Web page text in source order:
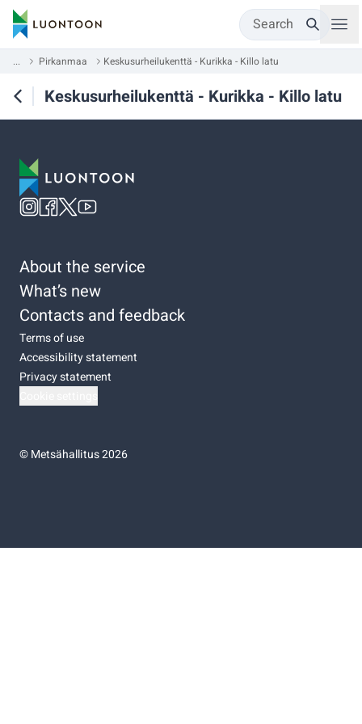
Search
... Pirkanmaa Keskusurheilukenttä - Kurikka - Killo latu
Keskusurheilukenttä - Kurikka - Killo latu
About the service
What’s new
Contacts and feedback
Terms of use
Accessibility statement
Privacy statement
©Metsähallitus 2026